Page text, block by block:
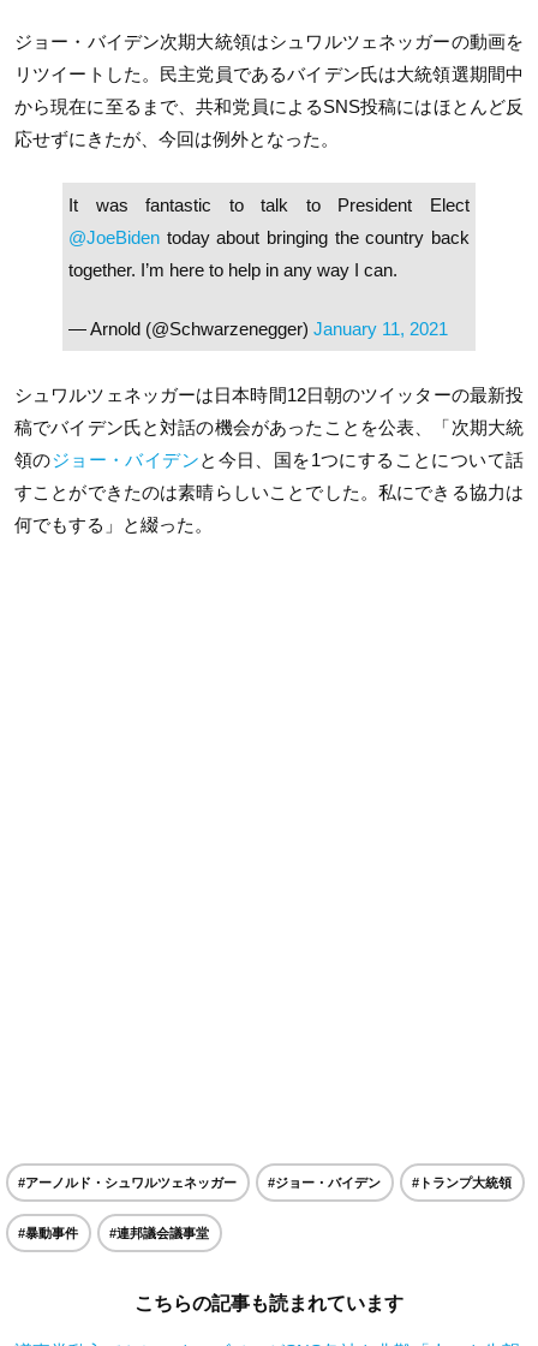
ジョー・バイデン次期大統領はシュワルツェネッガーの動画を
リツイートした。民主党員であるバイデン氏は大統領選期間中
から現在に至るまで、共和党員によるSNS投稿にはほとんど反
応せずにきたが、今回は例外となった。
It was fantastic to talk to President Elect
@JoeBiden today about bringing the country back
together. I’m here to help in any way I can.
— Arnold (@Schwarzenegger) January 11, 2021
シュワルツェネッガーは日本時間12日朝のツイッターの最新投
稿でバイデン氏と対話の機会があったことを公表、「次期大統
領のジョー・バイデンと今日、国を1つにすることについて話
すことができたのは素晴らしいことでした。私にできる協力は
何でもする」と綴った。
#アーノルド・シュワルツェネッガー #ジョー・バイデン #トランプ大統領
#暴動事件 #連邦議会議事堂
こちらの記事も読まれています